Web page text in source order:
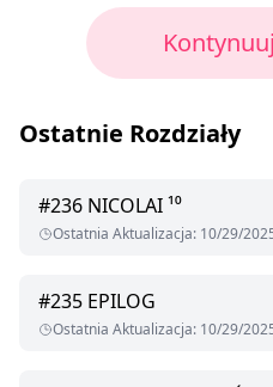
Ostatnie Rozdziały
#236 NICOLAI ¹⁰
Ostatnia Aktualizacja: 10/29/
#235 EPILOG
Ostatnia Aktualizacja: 10/29/